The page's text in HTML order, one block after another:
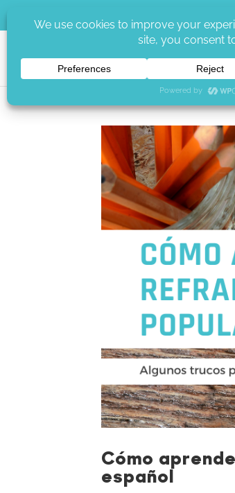
Cómo
español